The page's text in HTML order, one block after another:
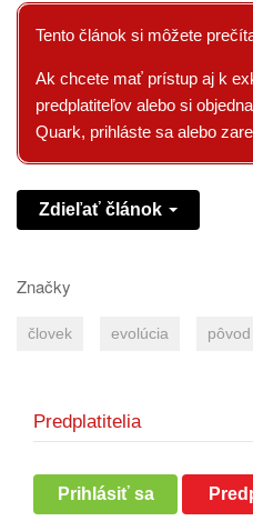
Tento článok si môžete
Ak chcete mať prístup aj k
predplatiteľov alebo si
Quark, prihláste sa alebo
Zdieľať článok
Značky
človek evolúcia pôvod
Predplatitelia
Prihlásiť sa